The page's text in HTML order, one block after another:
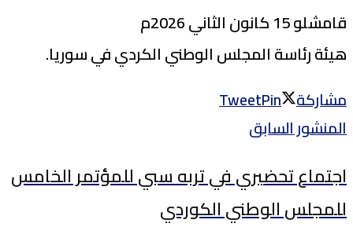
قامشلو 15 كانون الثاني 2026م
هيئة رئاسة المجلس الوطني الكردي في سوريا.
مشاركة TweetPin
المنشور السابق
اجتماع تحضيري في تربه سبي للمؤتمر الخامس
للمجلس الوطني الكوردي